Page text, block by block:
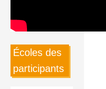
Écoles des
participants